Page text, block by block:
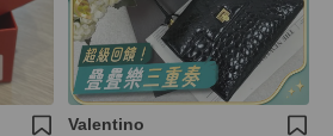
Valentino